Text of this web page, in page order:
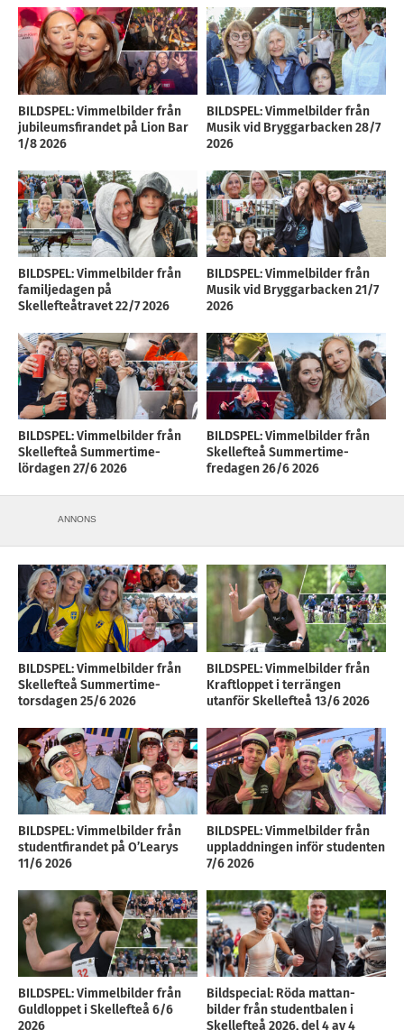
BILDSPEL: Vimmelbilder från
jubileumsfirandet på Lion Bar
1/8 2026
BILDSPEL: Vimmelbilder från
Musik vid Bryggarbacken 28/7
2026
BILDSPEL: Vimmelbilder från
familjedagen på
Skellefteåtravet 22/7 2026
BILDSPEL: Vimmelbilder från
Musik vid Bryggarbacken 21/7
2026
BILDSPEL: Vimmelbilder från
Skellefteå Summertime-
lördagen 27/6 2026
BILDSPEL: Vimmelbilder från
Skellefteå Summertime-
fredagen 26/6 2026
ANNONS
BILDSPEL: Vimmelbilder från
Skellefteå Summertime-
torsdagen 25/6 2026
BILDSPEL: Vimmelbilder från
Kraftloppet i terrängen
utanför Skellefteå 13/6 2026
BILDSPEL: Vimmelbilder från
studentfirandet på O’Learys
11/6 2026
BILDSPEL: Vimmelbilder från
uppladdningen inför studenten
7/6 2026
BILDSPEL: Vimmelbilder från
Guldloppet i Skellefteå 6/6
2026
Bildspecial: Röda mattan-
bilder från studentbalen i
Skellefteå 2026, del 4 av 4